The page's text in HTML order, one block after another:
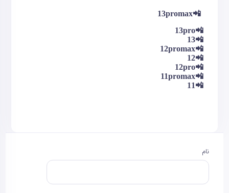
📲13promax
📲13pro
📲13
📲12promax
📲12
📲12pro
📲11promax
📲11
نام